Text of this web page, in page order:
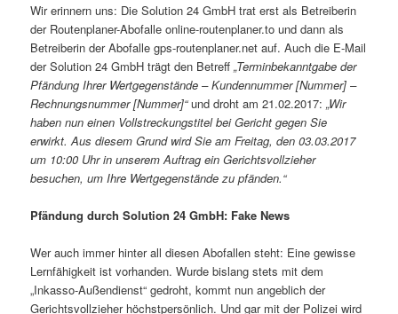
Wir erinnern uns: Die Solution 24 GmbH trat erst als Betreiberin
der Routenplaner-Abofalle online-routenplaner.to und dann als
Betreiberin der Abofalle gps-routenplaner.net auf. Auch die E-Mail
der Solution 24 GmbH trägt den Betreff„Terminbekanntgabe der
Pfändung Ihrer Wertgegenstände – Kundennummer [Nummer] –
Rechnungsnummer [Nummer]“und droht am 21.02.2017:„Wir
haben nun einen Vollstreckungstitel bei Gericht gegen Sie
erwirkt. Aus diesem Grund wird Sie am Freitag, den 03.03.2017
um 10:00 Uhr in unserem Auftrag ein Gerichtsvollzieher
besuchen, um Ihre Wertgegenstände zu pfänden.“
Pfändung durch Solution 24 GmbH: Fake News
Wer auch immer hinter all diesen Abofallen steht: Eine gewisse
Lernfähigkeit ist vorhanden. Wurde bislang stets mit dem
„Inkasso-Außendienst“ gedroht, kommt nun angeblich der
Gerichtsvollzieher höchstpersönlich. Und gar mit der Polizei wird